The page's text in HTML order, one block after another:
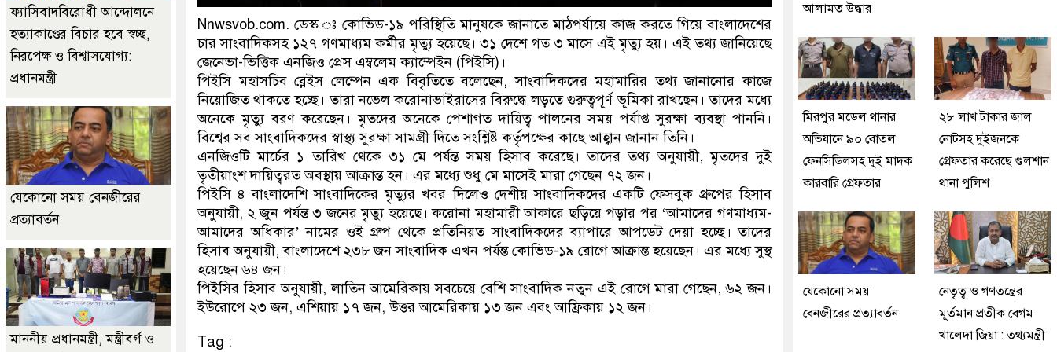
Nnwsvob.com. ডেস্ক ঃ কোভিড-১৯ পরিস্থিতি মানুষকে জানাতে মাঠপর্যায়ে কাজ করতে গিয়ে বাংলাদেশের
চার সাংবাদিকসহ ১২৭ গণমাধ্যম কর্মীর মৃত্যু হয়েছে। ৩১ দেশে গত ৩ মাসে এই মৃত্যু হয়। এই তথ্য জানিয়েছে
জেনেভা-ভিত্তিক এনজিও প্রেস এম্বলেম ক্যাম্পেইন (পিইসি)।
পিইসি মহাসচিব ব্লেইস লেম্পেন এক বিবৃতিতে বলেছেন, সাংবাদিকদের মহামারির তথ্য জানানোর কাজে
নিয়োজিত থাকতে হচ্ছে। তারা নভেল করোনাভাইরাসের বিরুদ্ধে লড়তে গুরুত্বপূর্ণ ভূমিকা রাখছেন। তাদের মধ্যে
অনেকে মৃত্যু বরণ করেছেন। মৃতদের অনেকে পেশাগত দায়িত্ব পালনের সময় পর্যাপ্ত সুরক্ষা ব্যবস্থা পাননি।
বিশ্বের সব সাংবাদিকদের স্বাস্থ্য সুরক্ষা সামগ্রী দিতে সংশ্লিষ্ট কর্তৃপক্ষের কাছে আহ্বান জানান তিনি।
এনজিওটি মার্চের ১ তারিখ থেকে ৩১ মে পর্যন্ত সময় হিসাব করেছে। তাদের তথ্য অনুযায়ী, মৃতদের দুই
তৃতীয়াংশ দায়িত্বরত অবস্থায় আক্রান্ত হন। এর মধ্যে শুধু মে মাসেই মারা গেছেন ৭২ জন।
পিইসি ৪ বাংলাদেশি সাংবাদিকের মৃত্যুর খবর দিলেও দেশীয় সাংবাদিকদের একটি ফেসবুক গ্রুপের হিসাব
অনুযায়ী, ২ জুন পর্যন্ত ৩ জনের মৃত্যু হয়েছে। করোনা মহামারী আকারে ছড়িয়ে পড়ার পর ‘আমাদের গণমাধ্যম-
আমাদের অধিকার’ নামের ওই গ্রুপ থেকে প্রতিনিয়ত সাংবাদিকদের ব্যাপারে আপডেট দেয়া হচ্ছে। তাদের
হিসাব অনুযায়ী, বাংলাদেশে ২৩৮ জন সাংবাদিক এখন পর্যন্ত কোভিড-১৯ রোগে আক্রান্ত হয়েছেন। এর মধ্যে সুস্থ
হয়েছেন ৬৪ জন।
পিইসির হিসাব অনুযায়ী, লাতিন আমেরিকায় সবচেয়ে বেশি সাংবাদিক নতুন এই রোগে মারা গেছেন, ৬২ জন।
ইউরোপে ২৩ জন, এশিয়ায় ১৭ জন, উত্তর আমেরিকায় ১৩ জন এবং আফ্রিকায় ১২ জন।
Tag :
ফ্যাসিবাদবিরোধী আন্দোলনে
হত্যাকাণ্ডের বিচার হবে স্বচ্ছ,
নিরপেক্ষ ও বিশ্বাসযোগ্য:
প্রধানমন্ত্রী
যেকোনো সময় বেনজীরের
প্রত্যাবর্তন
মাননীয় প্রধানমন্ত্রী, মন্ত্রীবর্গ ও
আলামত উদ্ধার
মিরপুর মডেল থানার
অভিযানে ৯০ বোতল
ফেনসিডিলসহ দুই মাদক
কারবারি গ্রেফতার
২৮ লাখ টাকার জাল
নোটসহ দুইজনকে
গ্রেফতার করেছে গুলশান
থানা পুলিশ
যেকোনো সময়
বেনজীরের প্রত্যাবর্তন
নেতৃত্ব ও গণতন্ত্রের
মূর্তমান প্রতীক বেগম
খালেদা জিয়া : তথ্যমন্ত্রী